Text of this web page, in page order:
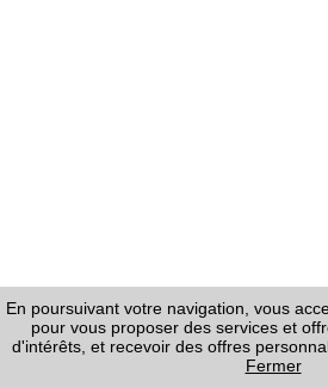
En poursuivant votre navigation, vous
pour vous proposer des services et
d'intérêts, et recevoir des offres
Fermer